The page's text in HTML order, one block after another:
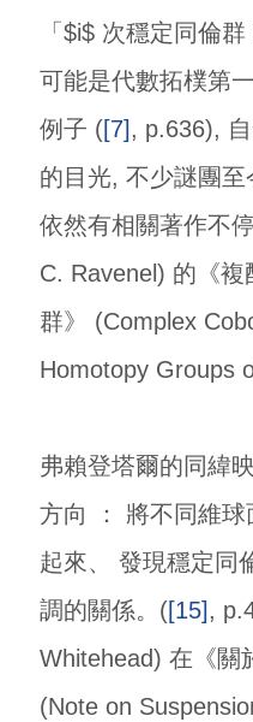
「$i$ 次穩定同倫
可能是代數拓樸第
例子 ([7], p.636),
的目光, 不少謎團
依然有相關著作不
C. Ravenel) 的《
群》 (Complex
Homotopy Groups
弗賴登塔爾的同緯
方向 ： 將不同維
起來、 發現穩定同
調的關係。([15],
Whitehead) 在《關
(Note on